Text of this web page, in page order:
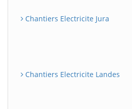
Chantiers Electricite Jura
Chantiers Electricite Landes